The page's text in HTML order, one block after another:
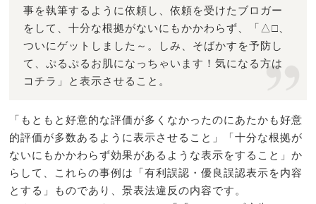
事を執筆するように依頼し、依頼を受けたブロガー
をして、十分な根拠がないにもかかわらず、「△□、
ついにゲットしました～。しみ、そばかすを予防し
て、ぷるぷるお肌になっちゃいます！気になる方は
コチラ」と表示させること。
「もともと好意的な評価が多くなかったのにあたかも好意
的評価が多数あるように表示させること」「十分な根拠が
ないにもかかわらず効果があるような表示をすること」か
らして、これらの事例は「有利誤認・優良誤認表示を内容
とする」ものであり、景表法違反の内容です。